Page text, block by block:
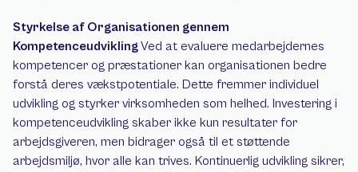
Styrkelse af Organisationen gennem
Kompetenceudvikling Ved at evaluere medarbejdernes
kompetencer og præstationer kan organisationen bedre
forstå deres vækstpotentiale. Dette fremmer individuel
udvikling og styrker virksomheden som helhed. Investering i
kompetenceudvikling skaber ikke kun resultater for
arbejdsgiveren, men bidrager også til et støttende
arbejdsmiljø, hvor alle kan trives. Kontinuerlig udvikling sikrer,